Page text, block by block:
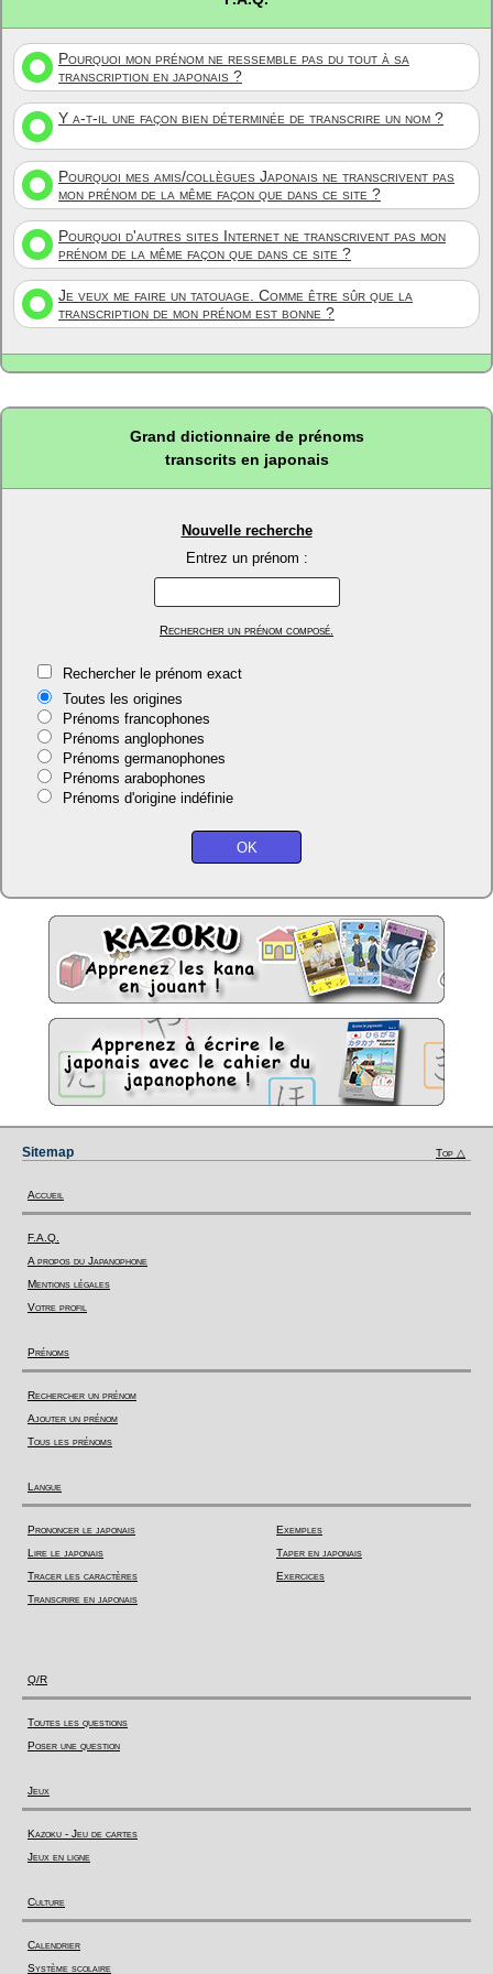
Pourquoi mon prénom ne ressemble pas du tout à sa
transcription en japonais ?
Y a-t-il une façon bien déterminée de transcrire un nom ?
Pourquoi mes amis/collègues Japonais ne transcrivent pas
mon prénom de la même façon que dans ce site ?
Pourquoi d'autres sites Internet ne transcrivent pas mon
prénom de la même façon que dans ce site ?
Je veux me faire un tatouage. Comme être sûr que la
transcription de mon prénom est bonne ?
Grand dictionnaire de prénoms
transcrits en japonais
Nouvelle recherche
Entrez un prénom :
Rechercher un prénom composé.
Rechercher le prénom exact
Toutes les origines
Prénoms francophones
Prénoms anglophones
Prénoms germanophones
Prénoms arabophones
Prénoms d'origine indéfinie
Sitemap Top △
Accueil
F.A.Q.
A propos du Japanophone
Mentions légales
Votre profil
Prénoms
Rechercher un prénom
Ajouter un prénom
Tous les prénoms
Langue
Prononcer le japonais
Lire le japonais
Tracer les caractères
Transcrire en japonais
Exemples
Taper en japonais
Exercices
Q/R
Toutes les questions
Poser une question
Jeux
Kazoku - Jeu de cartes
Jeux en ligne
Culture
Calendrier
Système scolaire